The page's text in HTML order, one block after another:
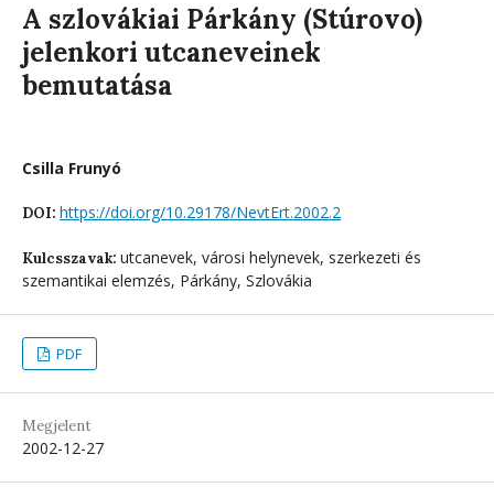
A szlovákiai Párkány (Stúrovo)
jelenkori utcaneveinek
bemutatása
Csilla Frunyó
DOI: https://doi.org/10.29178/NevtErt.2002.2
Kulcsszavak: utcanevek, városi helynevek, szerkezeti és
szemantikai elemzés, Párkány, Szlovákia
PDF
Megjelent
2002-12-27